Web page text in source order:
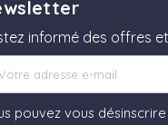
informé des offres
pouvez vous